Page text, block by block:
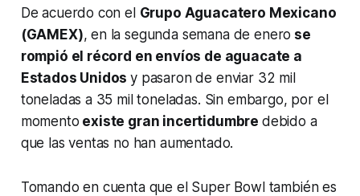
De acuerdo con el Grupo Aguacatero Mexicano
(GAMEX), en la segunda semana de enero se
rompió el récord en envíos de aguacate a
Estados Unidosy pasaron de enviar 32 mil
toneladas a 35 mil toneladas. Sin embargo, por el
momento existe gran incertidumbre debido a
que las ventas no han aumentado.
Tomando en cuenta que el Super Bowltambién es